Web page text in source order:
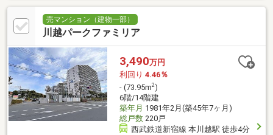
売マンション（建物一部）
川越パークファミリア
3,490万円
利回り 4.46％
- (73.95m2)
6階/14階建
築年月 1981年2月(築45年7ヶ月)
総戸数220戸
西武鉄道新宿線 本川越駅 徒歩4分